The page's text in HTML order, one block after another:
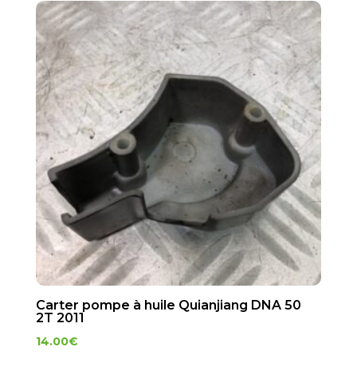
Carter pompe à huile Quianjiang DNA 50
2T 2011
14.00€